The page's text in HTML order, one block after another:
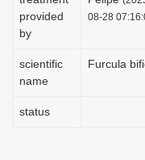
provided
by
08-28
scientific
name
Furcula
status